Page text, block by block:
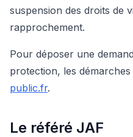
suspension des droits de
rapprochement.
Pour déposer une
protection, les
public.fr.
Le référé JAF